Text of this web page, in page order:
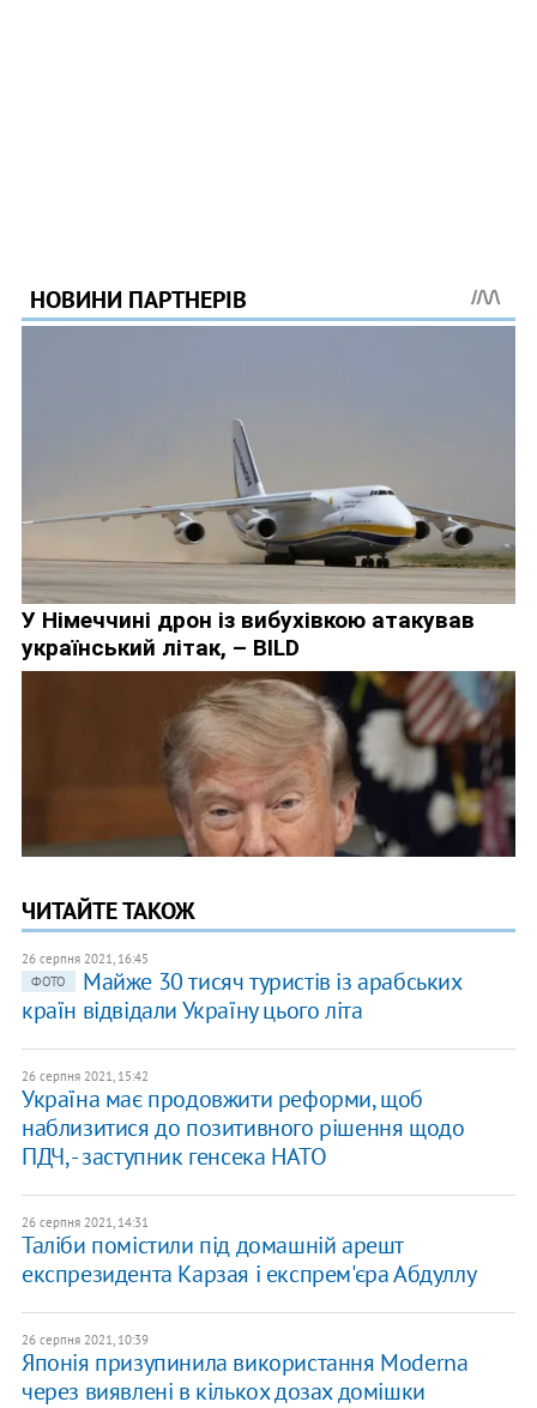
ЧИТАЙТЕ ТАКОЖ
26 серпня 2021, 16:45
ФОТО
Майже 30 тисяч туристів із арабських
країн відвідали Україну цього літа
26 серпня 2021, 15:42
Україна має продовжити реформи, щоб
наблизитися до позитивного рішення щодо
ПДЧ, - заступник генсека НАТО
26 серпня 2021, 14:31
Таліби помістили під домашній арешт
експрезидента Карзая і експрем'єра Абдуллу
26 серпня 2021, 10:39
Японія призупинила використання Moderna
через виявлені в кількох дозах домішки